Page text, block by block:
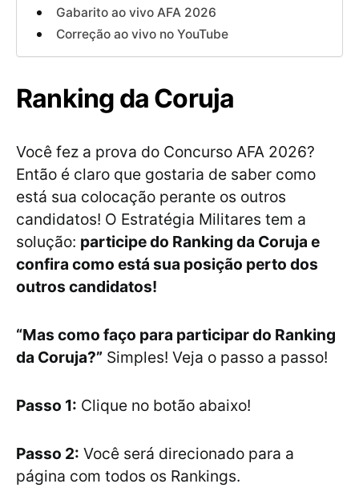
Gabarito ao vivo AFA 2026
Correção ao vivo no YouTube
Ranking da Coruja
Você fez a prova do Concurso AFA 2026?
Então é claro que gostaria de saber como
está sua colocação perante os outros
candidatos! O Estratégia Militares tem a
solução: participe do Ranking da Coruja e
confira como está sua posição perto dos
outros candidatos!
“Mas como faço para participar do Ranking
da Coruja?” Simples! Veja o passo a passo!
Passo 1: Clique no botão abaixo!
Passo 2: Você será direcionado para a
página com todos os Rankings.